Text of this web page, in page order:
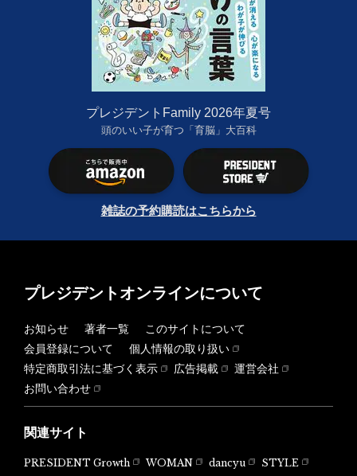
プレジデントFamily 2026年夏号
頭のいい子が育つ「育脳」大百科
雑誌の予約購読はこちらから
プレジデントオンラインについて
お知らせ 著者一覧
このサイトについて
会員登録について
個人情報の取り扱い
特定商取引法に基づく表示
広告掲載
運営会社
お問い合わせ
関連サイト
PRESIDENT Growth WOMAN dancyu STYLE